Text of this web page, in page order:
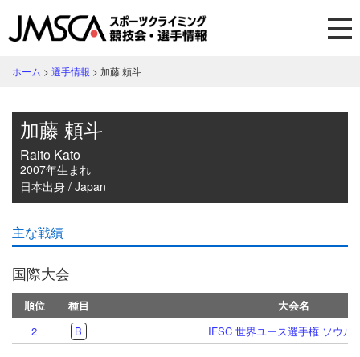
ホーム > 選手情報 > 加藤 頼斗
加藤 頼斗
Raito Kato
2007年生まれ
日本出身 / Japan
主な戦績
国際大会
順位 種目
大会名
2
B IFSC 世界ユース選手権 ソウル